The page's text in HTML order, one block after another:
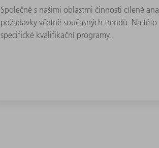
Společně s našimi oblastmi činnosti cíleně
požadavky včetně současných trendů. Na
specifické kvalifikační programy.